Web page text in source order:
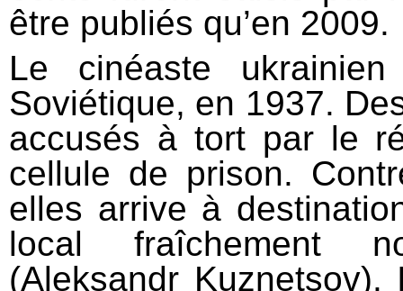
être publiés qu’en 2009.
Le cinéaste
Soviétique, en 1937.
accusés à tort par le
cellule de prison.
elles arrive à
local fraîchement
(Aleksandr